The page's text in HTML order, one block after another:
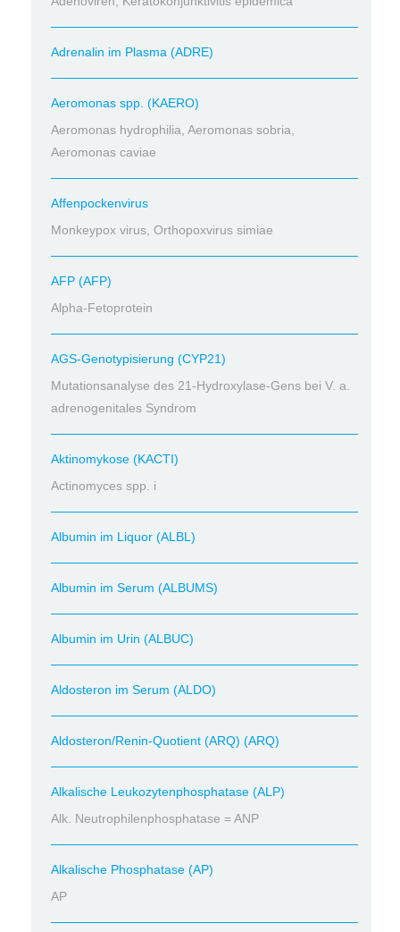
Adrenalin im Plasma (ADRE)
Aeromonas spp. (KAERO)
Aeromonas hydrophilia, Aeromonas sobria,
Aeromonas caviae
Affenpockenvirus
Monkeypox virus, Orthopoxvirus simiae
AFP (AFP)
Alpha-Fetoprotein
AGS-Genotypisierung (CYP21)
Mutationsanalyse des 21-Hydroxylase-Gens bei V. a.
adrenogenitales Syndrom
Aktinomykose (KACTI)
Actinomyces spp. i
Albumin im Liquor (ALBL)
Albumin im Serum (ALBUMS)
Albumin im Urin (ALBUC)
Aldosteron im Serum (ALDO)
Aldosteron/Renin-Quotient (ARQ) (ARQ)
Alkalische Leukozytenphosphatase (ALP)
Alk. Neutrophilenphosphatase = ANP
Alkalische Phosphatase (AP)
AP